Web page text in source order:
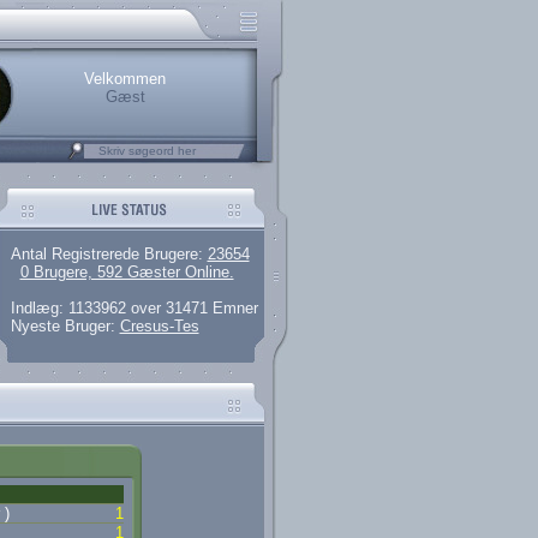
brugere
artikler og 135 guides
her.
Velkommen
Gæst
Antal Registrerede Brugere: 23654
0 Brugere, 592 Gæster Online.
Indlæg: 1133962 over 31471 Emner
Nyeste Bruger: Cresus-Tes
)
1
1